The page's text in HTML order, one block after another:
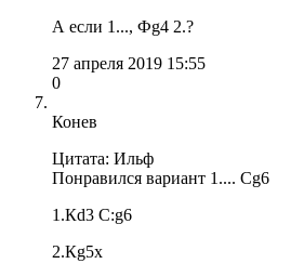
А если 1..., Фg4 2.?
27 апреля 2019 15:55
0
Конев
Цитата: Ильф
Понравился вариант 1.... Сg6
1.Кd3 С:g6
2.Кg5x